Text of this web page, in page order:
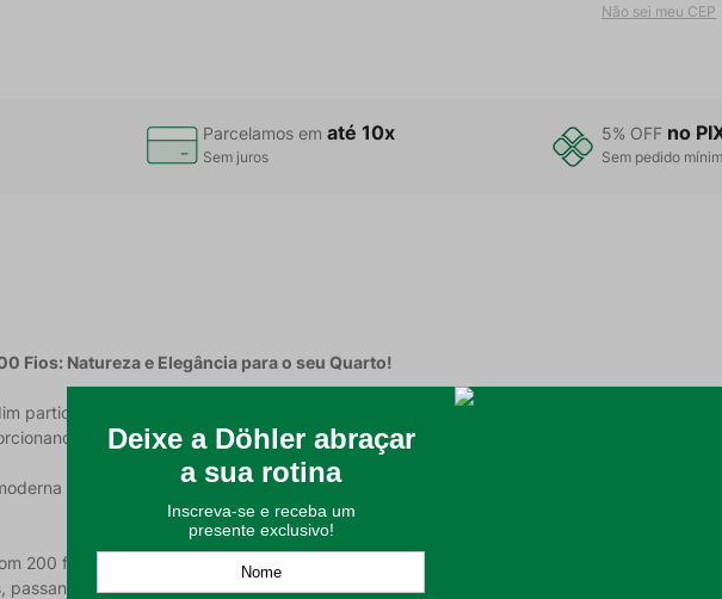
Não sei meu CEP
Parcelamos ematé 10x
Sem juros
5% OFF no
Sem pedido
Fios: Natureza e Elegância para o seu Quarto!
particular com o Jogo de Cama King Döhler Flora! Com uma estampa floral delicada e
um ambiente sereno e sofisticado.
estamparia digital, oferece uma definição única das flores em tons suaves,
200 fios e fio penteado, o jogo de cama Flora oferece um toque extraordinariamente
passando por um penteamento para remoção de impurezas e resultando em um fio mais